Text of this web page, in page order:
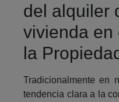
del alquiler
vivienda en
la
Tradicionalmente en
tendencia clara a la